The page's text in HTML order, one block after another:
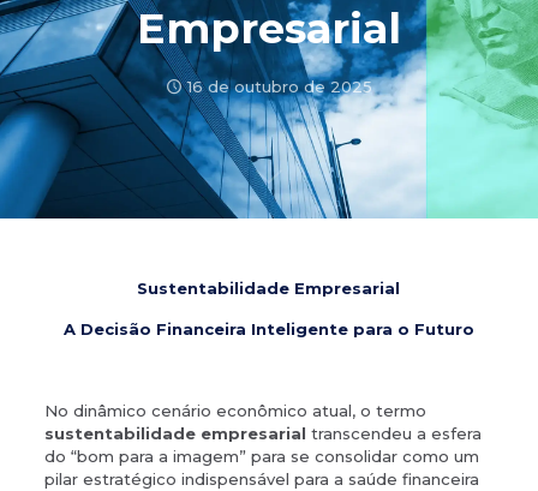
Empresarial
16 de outubro de 2025
Sustentabilidade Empresarial
A Decisão Financeira Inteligente para o Futuro
No dinâmico cenário econômico atual, o termo
sustentabilidade empresarial transcendeu a esfera
do “bom para a imagem” para se consolidar como um
pilar estratégico indispensável para a saúde financeira